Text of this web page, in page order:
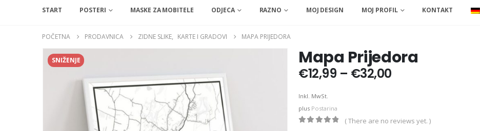
START POSTERI MASKE ZA MOBITELE ODJECA RAZNO MOJ DESIGN MOJ PROFIL KONTAKT
POČETNA PRODAVNICA ZIDNE SLIKE, KARTE I GRADOVI MAPA PRIJEDORA
SNIŽENJE Mapa Prijedora
€12,99 – €32,00Price
€32,00
Inkl. MwSt.
plus Postarina
( There are no reviews yet. )